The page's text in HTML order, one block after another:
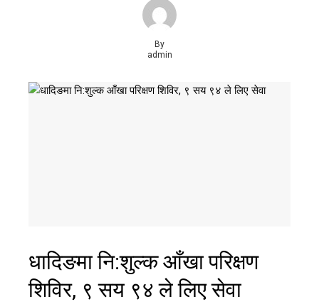
By
admin
धादिङमा नि:शुल्क आँखा परिक्षण
शिविर, ९ सय ९४ ले लिए सेवा